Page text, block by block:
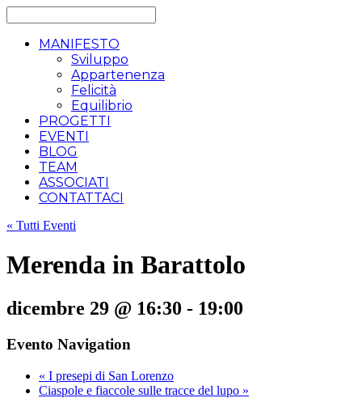
MANIFESTO
Sviluppo
Appartenenza
Felicità
Equilibrio
PROGETTI
EVENTI
BLOG
TEAM
ASSOCIATI
CONTATTACI
« Tutti Eventi
Merenda in Barattolo
dicembre 29 @ 16:30 - 19:00
Evento Navigation
« I presepi di San Lorenzo
Ciaspole e fiaccole sulle tracce del lupo »